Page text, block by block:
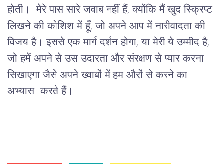
होती। मेरे पास सारे जवाब नहीं हैं, क्योंकि मैं खुद स्क्रिप्ट
लिखने की कोशिश में हूँ, जो अपने आप में नारीवादता की
विजय है। इससे एक मार्ग दर्शन होगा, या मेरी ये उम्मीद है,
जो हमें अपने से उस उदारता और संरक्षण से प्यार करना
सिखाएगा जैसे अपने ख्वाबों में हम औरों से करने का
अभ्यास करते हैं।